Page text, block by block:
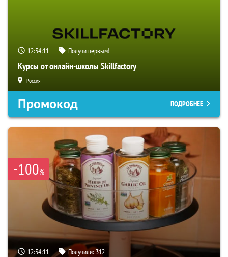
12:34:10 Получи первым!
Курсы от онлайн-школы Skillfactory
Россия
Промокод ПОДРОБНЕЕ
-100%
12:34:10 Получили: 312